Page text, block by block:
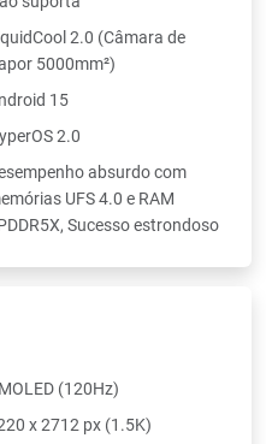
2.0 (Câmara de
5000mm²)
15
2.0
absurdo com
UFS 4.0 e RAM
Sucesso estrondoso
(120Hz)
x 2712 px (1.5K)